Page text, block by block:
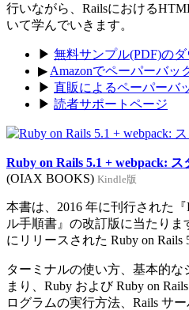
行いながら、Railsにおける
いて学んでいきます。
▶ 無料サンプル(PDF)の
▶ Amazonでペーパーバッ
▶ 直販によるペーパーバ
▶ 読者サポートページ
Ruby on Rails 5.1 + webpack:
(OIAX BOOKS) Kindle版
本書は、2016 年に刊行された『
ル手順書』の改訂版に当たりま
にリリースされた Ruby on Rails
ターミナルの使い方、基本的
まり、Ruby および Ruby on
ログラムの実行方法、Rails サ